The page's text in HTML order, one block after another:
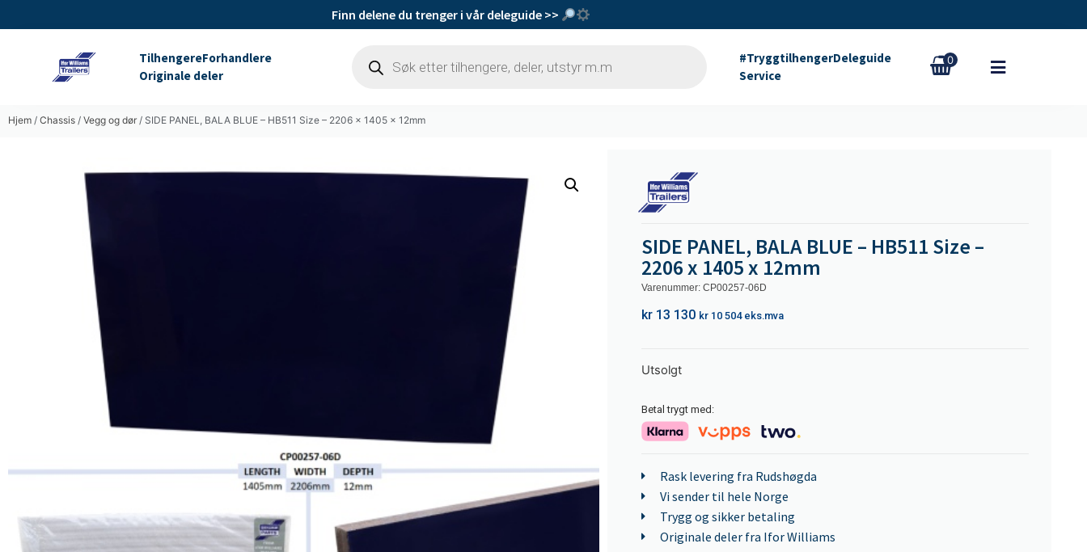
Finn delene du trenger i vår deleguide >>
TilhengereForhandlere
Originale deler
#TryggtilhengerDeleguide
Service
0
Hjem / Chassis / Vegg og dør / SIDE PANEL, BALA BLUE – HB511 Size – 2206 x 1405 x 12mm
SIDE PANEL, BALA BLUE – HB511 Size –
2206 x 1405 x 12mm
Varenummer: CP00257-06D
kr 13 130 kr 10 504eks.mva
Utsolgt
Betal trygt med:
Rask levering fra Rudshøgda
Vi sender til hele Norge
Trygg og sikker betaling
Originale deler fra Ifor Williams